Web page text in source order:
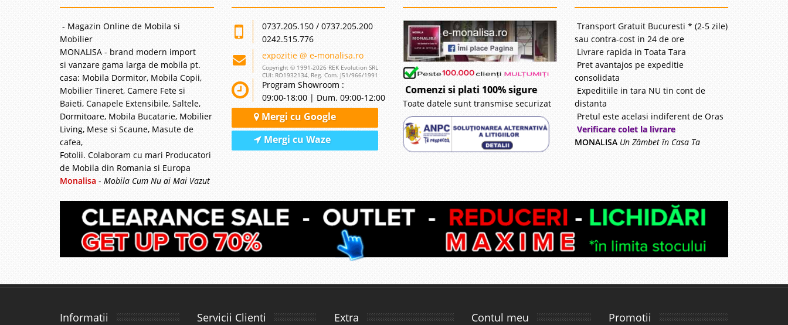
- Magazin Online de Mobila si
Mobilier
MONALISA - brand modern import
si vanzare gama larga de mobila pt.
casa: Mobila Dormitor, Mobila Copii,
Mobilier Tineret, Camere Fete si
Baieti, Canapele Extensibile, Saltele,
Dormitoare, Mobila Bucatarie, Mobilier
Living, Mese si Scaune, Masute de
cafea,
Fotolii. Colaboram cu mari Producatori
de Mobila din Romania si Europa
Monalisa - Mobila Cum Nu ai Mai Vazut
0737.205.150 / 0737.205.200
0242.515.776
expozitie @ e-monalisa.ro
Copyright © 1991-2026 REK Evolution SRL
CUI: RO1932134, Reg. Com. J51/966/1991
Program Showroom :
09:00-18:00 | Dum. 09:00-12:00
Mergi cu Google
Mergi cu Waze
Comenzi si plati 100% sigure
Toate datele sunt transmise securizat
Transport Gratuit Bucuresti * (2-5 zile)
sau contra-cost in 24 de ore
Livrare rapida in Toata Tara
Pret avantajos pe expeditie
consolidata
Expeditiile in tara NU tin cont de
distanta
Pretul este acelasi indiferent de Oras
Verificare colet la livrare
MONALISA Un Zâmbet în Casa Ta
Informatii Servicii Clienti Extra Contul meu Promotii